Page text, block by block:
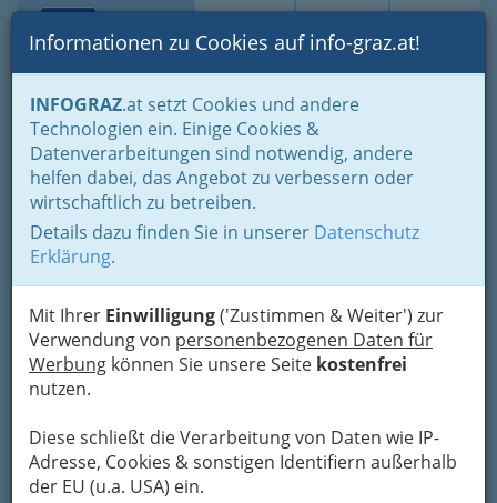
Suche Login Toggle
Informationen zu Cookies auf info-graz.at!
INFOGRAZ.at setzt Cookies und andere
Technologien ein. Einige Cookies &
Datenverarbeitungen sind notwendig, andere
helfen dabei, das Angebot zu verbessern oder
wirtschaftlich zu betreiben.
Details dazu finden Sie in unserer Datenschutz
Erklärung.
Mit Ihrer Einwilligung('Zustimmen & Weiter') zur
Verwendung von personenbezogenen Daten für
Werbung können Sie unsere Seite kostenfrei
nutzen.
Diese schließt die Verarbeitung von Daten wie IP-
Adresse, Cookies & sonstigen Identifiern außerhalb
der EU (u.a. USA) ein.
Home Branchen
Gesundheit und Soziales
Medizin - Spezialgebiete & Alternatives
Osteopathie
Walter Krasser - Dipl.
Osteopath
Davidgasse 4, 8010 Graz
+43 316 821 786
Karte
Adresse mit Google Maps anschauen